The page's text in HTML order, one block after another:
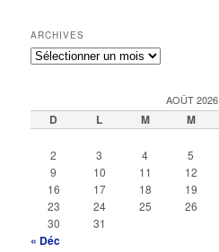
ARCHIVES
Archives
AOÛT 2026
D L M M
2
3 4 5
9
10 11 12
16
17 18 19
23
24 25 26
30
31
« Déc